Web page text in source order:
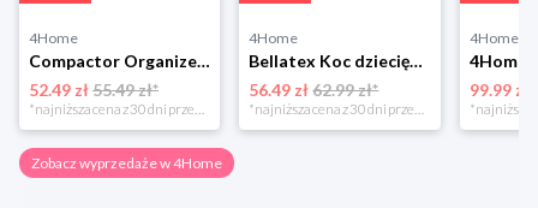
4Home
Compactor Organizer do przechowywania Toronto, 30 x 20 x 12 cm, ciemnobrązowy
52.49 zł55.49 zł*
*najniższa cena z 30 dni przed obniżką
4Home
Bellatex Koc dziecięcy Bára Butterfly różowy, 75 x 100 cm
56.49 zł 62.99 zł*
*najniższa cena z 30 dni przed obniżką
4Home
99.99 zł
Zobacz wyprzedaże w 4Home